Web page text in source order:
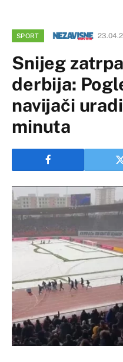
SPORT
Snijeg
derbija:
navijači
minuta